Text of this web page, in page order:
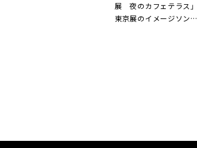
展 夜のカフェテラス」
東京展のイメージソング